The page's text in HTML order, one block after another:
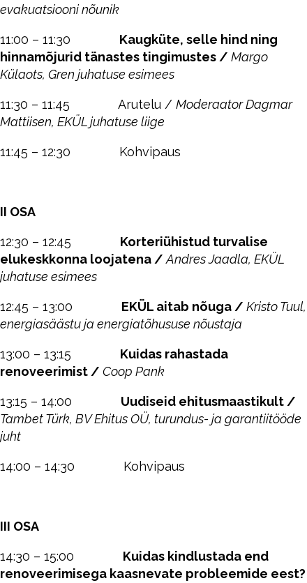
evakuatsiooni nõunik
11:00 – 11:30 Kaugküte, selle hind ning
hinnamõjurid tänastes tingimustes / Margo
Külaots, Gren juhatuse esimees
11:30 – 11:45 Arutelu / Moderaator Dagmar
Mattiisen, EKÜL juhatuse liige
11:45 – 12:30 Kohvipaus
II OSA
12:30 – 12:45 Korteriühistud turvalise
elukeskkonna loojatena / Andres Jaadla, EKÜL
juhatuse esimees
12:45 – 13:00 EKÜL aitab nõuga / Kristo Tuul,
energiasäästu ja energiatõhususe nõustaja
13:00 – 13:15 Kuidas rahastada
renoveerimist / Coop Pank
13:15 – 14:00 Uudiseid ehitusmaastikult /
Tambet Türk, BV Ehitus OÜ, turundus- ja garantiitööde
juht
14:00 – 14:30 Kohvipaus
III OSA
14:30 – 15:00 Kuidas kindlustada end
renoveerimisega kaasnevate probleemide eest?